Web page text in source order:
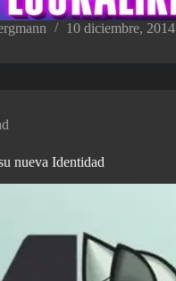
10 diciembre, 2014
nueva Identidad